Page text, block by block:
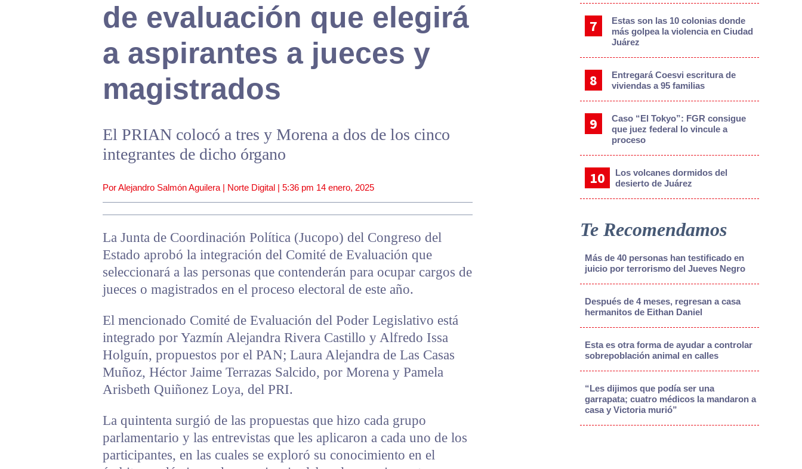
de evaluación que elegirá
a aspirantes a jueces y
magistrados
El PRIAN colocó a tres y Morena a dos de los cinco
integrantes de dicho órgano
Por Alejandro Salmón Aguilera | Norte Digital | 5:36 pm 14 enero, 2025
La Junta de Coordinación Política (Jucopo) del Congreso del
Estado aprobó la integración del Comité de Evaluación que
seleccionará a las personas que contenderán para ocupar cargos de
jueces o magistrados en el proceso electoral de este año.
El mencionado Comité de Evaluación del Poder Legislativo está
integrado por Yazmín Alejandra Rivera Castillo y Alfredo Issa
Holguín, propuestos por el PAN; Laura Alejandra de Las Casas
Muñoz, Héctor Jaime Terrazas Salcido, por Morena y Pamela
Arisbeth Quiñonez Loya, del PRI.
La quintenta surgió de las propuestas que hizo cada grupo
parlamentario y las entrevistas que les aplicaron a cada uno de los
participantes, en las cuales se exploró su conocimiento en el
Estas son las 10 colonias donde
más golpea la violencia en Ciudad
Juárez
Entregará Coesvi escritura de
viviendas a 95 familias
Caso “El Tokyo”: FGR consigue
que juez federal lo vincule a
proceso
Los volcanes dormidos del
desierto de Juárez
Te Recomendamos
Más de 40 personas han testificado en
juicio por terrorismo del Jueves Negro
Después de 4 meses, regresan a casa
hermanitos de Eithan Daniel
Esta es otra forma de ayudar a controlar
sobrepoblación animal en calles
“Les dijimos que podía ser una
garrapata; cuatro médicos la mandaron a
casa y Victoria murió”